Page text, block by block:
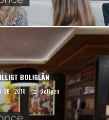
BOLIGLÅN
26, 2018 Boligen